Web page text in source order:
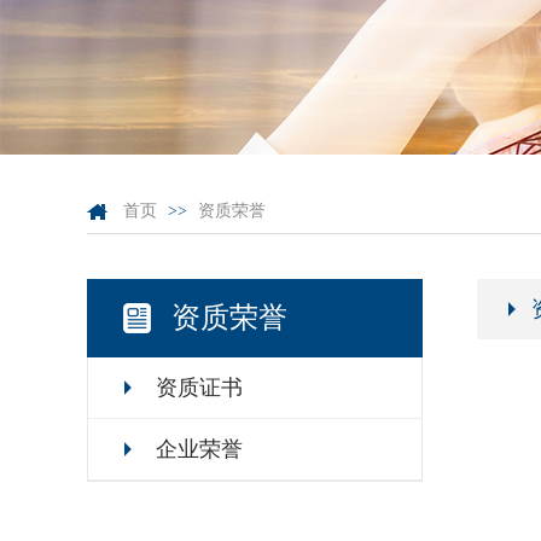
首页 >> 资质荣誉
资质荣誉
资质证书
企业荣誉